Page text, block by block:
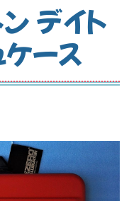
デイト
ケース